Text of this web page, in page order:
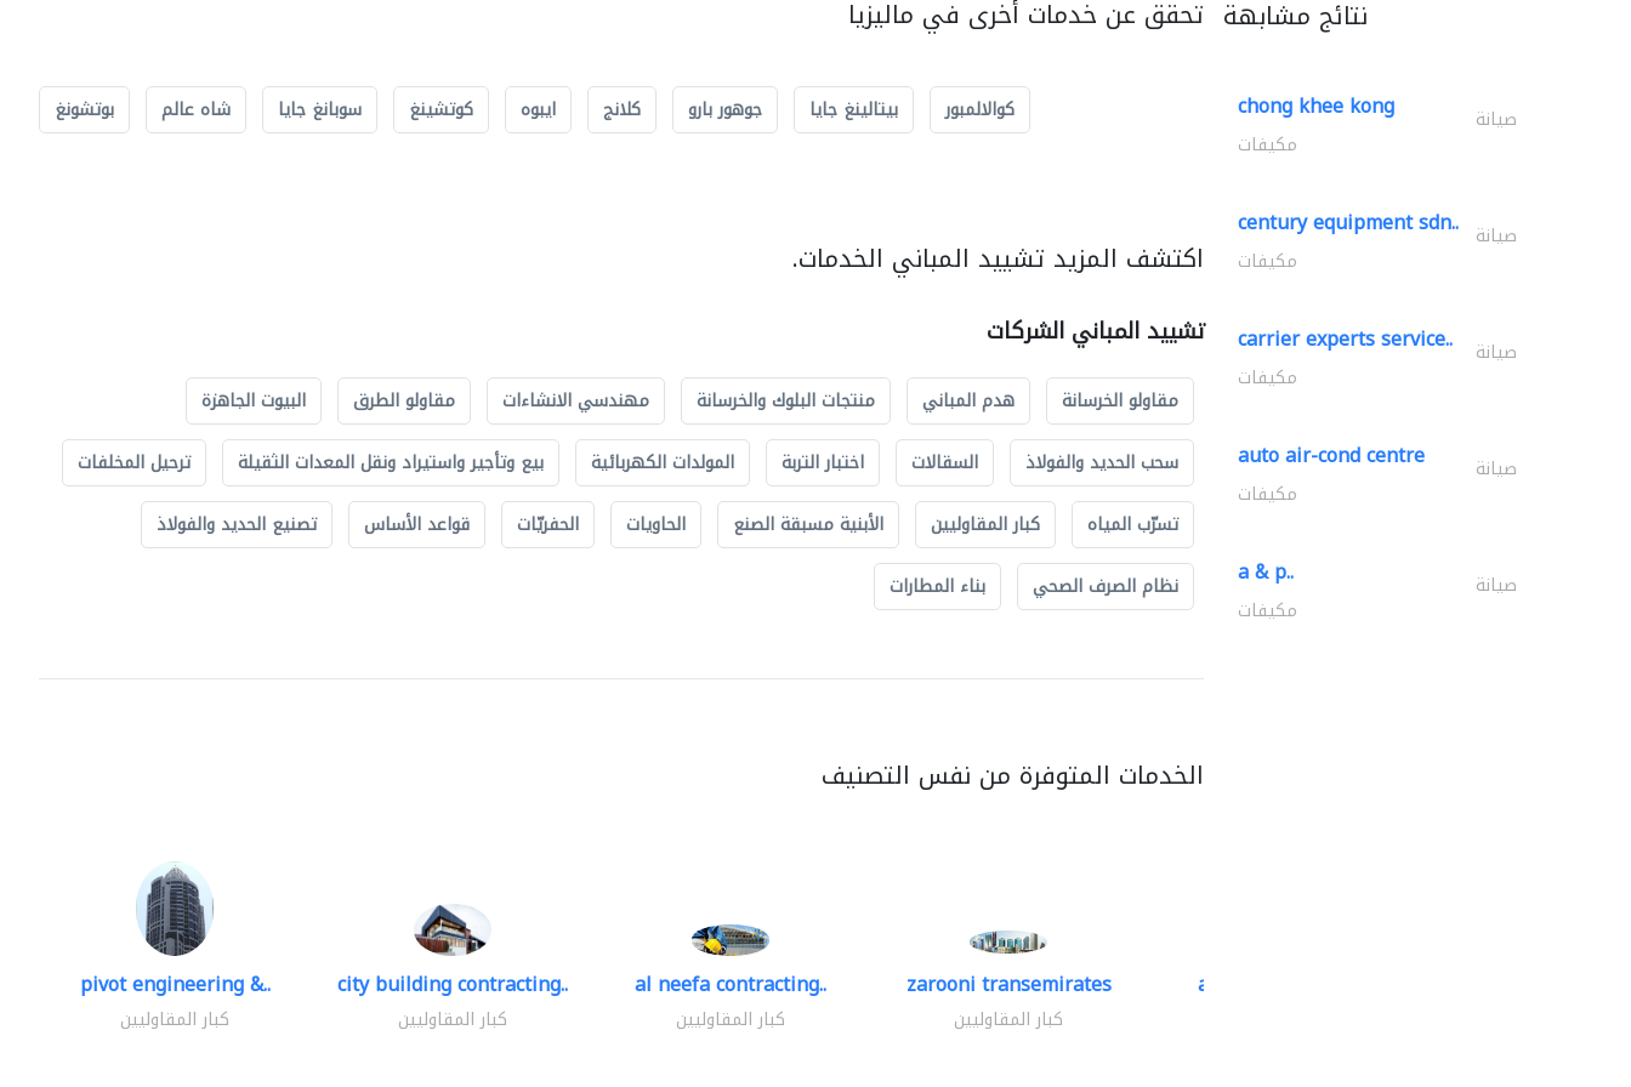
تحقق عن خدمات أخرى في ماليزيا
كوالالمبور بيتالينغ جايا جوهور بارو كلانج ايبوه كوتشينغ سوبانغ جايا شاه عالم بوتشونغ
اكتشف المزيد تشييد المباني الخدمات.
تشييد المباني الشركات
مقاولو الخرسانة هدم المباني منتجات البلوك والخرسانة مهندسي الانشاءات مقاولو الطرق
البيوت الجاهزة
سحب الحديد والفولاذ
السقالات اختبار التربة المولدات الكهربائية بيع وتأجير واستيراد ونقل المعدات الثقيلة
ترحيل المخلفات
تسرّب المياه
كبار المقاوليين الأبنية مسبقة الصنع الحاويات الحفريّات قواعد الأساس
تصنيع الحديد والفولاذ
نظام الصرف الصحي
بناء المطارات
الخدمات المتوفرة من نفس التصنيف
pivot engineering &..
كبار المقاوليين
city building contracting..
كبار المقاوليين
al neefa contracting..
كبار المقاوليين
zarooni transemirates
كبار المقاوليين
accurate bldh cont..
نتائج مشابهة
chong khee kong صيانة
مكيفات
century equipment sdn.. صيانة
مكيفات
carrier experts service.. صيانة
مكيفات
auto air-cond centre صيانة
مكيفات
a & p.. صيانة
مكيفات